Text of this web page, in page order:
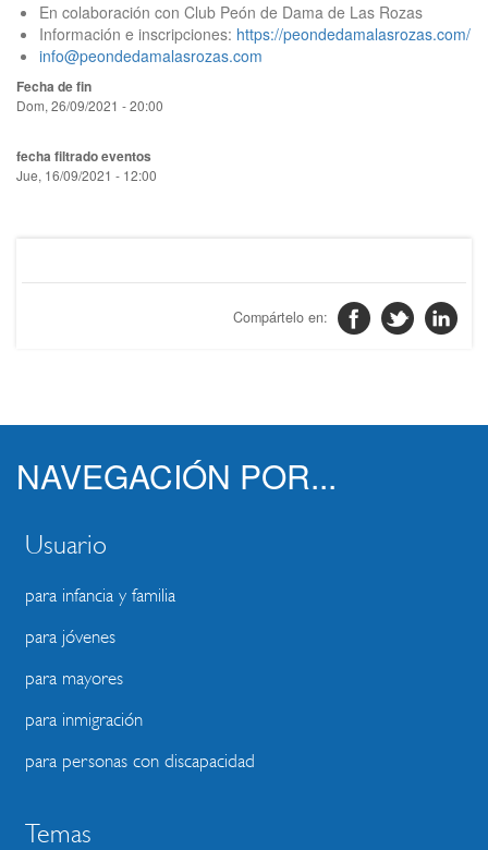
En colaboración con Club Peón de Dama de Las Rozas
Información e inscripciones: https://peondedamalasrozas.com/
info@peondedamalasrozas.com
Fecha de fin
Dom, 26/09/2021 - 20:00
fecha filtrado eventos
Jue, 16/09/2021 - 12:00
NAVEGACIÓN POR...
Usuario
para infancia y familia
para jóvenes
para mayores
para inmigración
para personas con discapacidad
Temas